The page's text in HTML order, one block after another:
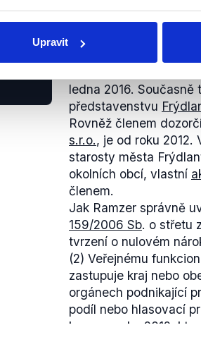
Upravit
PRAVDA
Dan Ramzer (ODS)
, kterou
ledna 2016.
představenstvu
Rovněž členem
s.r.o., je od roku 2012.
starosty města
okolních obcí, vlastní
členem.
Jak Ramzer správně
159/2006 Sb. o střetu
tvrzení o nulovém
(2) Veřejnému
zastupuje kraj nebo
orgánech podnikající
podíl nebo hlasovací
kauze z roku 2012,
nepřiměřené odměny